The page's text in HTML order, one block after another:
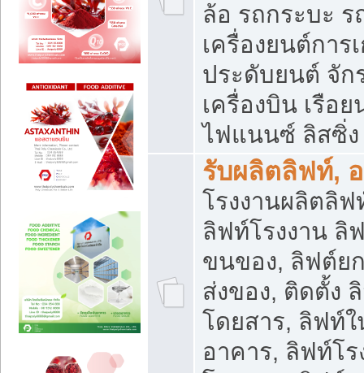
ล้อ รถกระบะ
เครื่องยนต์การ
ประดับยนต์ จัก
เครื่องบิน เรือ
ไฟแนนซ์ ลิสซิ่ง
รับผลิตลิฟท์,
โรงงานผลิตลิ
ลิฟท์โรงงาน ลิ
ขนของ, ลิฟต์ย
ส่งของ, ติดตั้ง
โดยสาร, ลิฟท์
อาคาร, ลิฟท์โ